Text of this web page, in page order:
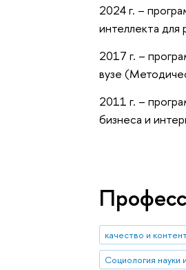
2024 г. –
интеллекта
2017 г. –
вузе
2011 г. –
бизнеса и
качество и
Социология науки